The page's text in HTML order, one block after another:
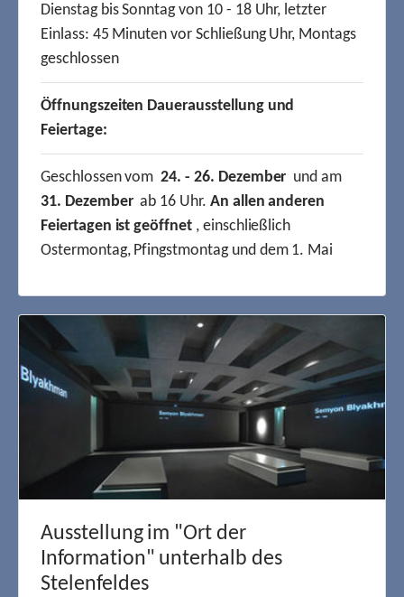
Ausstellung im "Ort der
Information" unterhalb des
Stelenfeldes
Dienstag bis Sonntag von 10 - 18 Uhr, letzter
Einlass: 45 Minuten vor Schließung Uhr, Montags
geschlossen
Öffnungszeiten Dauerausstellung und
Feiertage:
Geschlossen vom24. - 26. Dezember und am
31. Dezemberab 16 Uhr. An allen anderen
Feiertagen ist geöffnet, einschließlich
Ostermontag, Pfingstmontag und dem 1. Mai